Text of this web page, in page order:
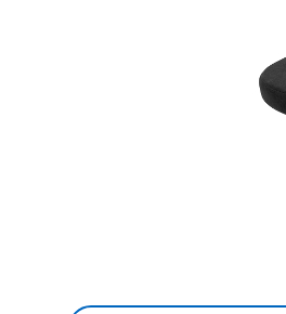
Ergonomischer Kniestuhl mit